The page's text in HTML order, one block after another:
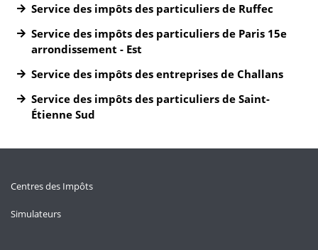
Service des impôts des particuliers de Ruffec
Service des impôts des particuliers de Paris 15e
arrondissement - Est
Service des impôts des entreprises de Challans
Service des impôts des particuliers de Saint-
Étienne Sud
Centres des Impôts
Simulateurs